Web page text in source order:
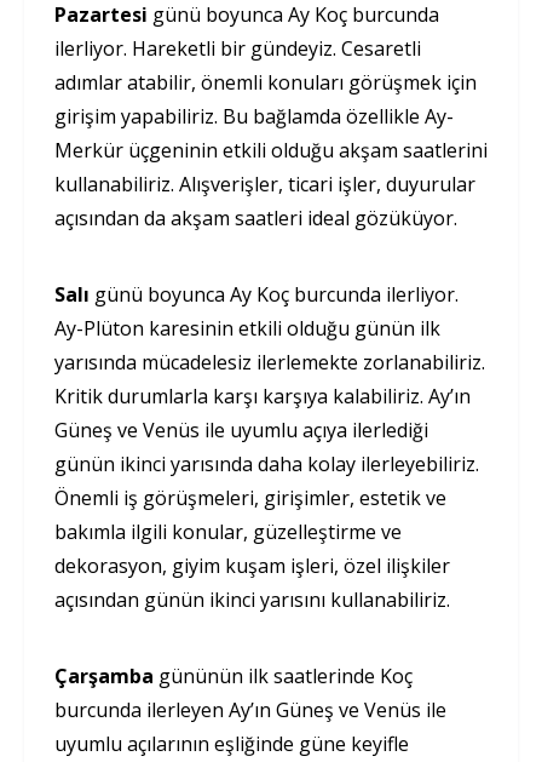
Pazartesi günü boyunca Ay Koç burcunda
ilerliyor. Hareketli bir gündeyiz. Cesaretli
adımlar atabilir, önemli konuları görüşmek için
girişim yapabiliriz. Bu bağlamda özellikle Ay-
Merkür üçgeninin etkili olduğu akşam saatlerini
kullanabiliriz. Alışverişler, ticari işler, duyurular
açısından da akşam saatleri ideal gözüküyor.
Salı günü boyunca Ay Koç burcunda ilerliyor.
Ay-Plüton karesinin etkili olduğu günün ilk
yarısında mücadelesiz ilerlemekte zorlanabiliriz.
Kritik durumlarla karşı karşıya kalabiliriz. Ay’ın
Güneş ve Venüs ile uyumlu açıya ilerlediği
günün ikinci yarısında daha kolay ilerleyebiliriz.
Önemli iş görüşmeleri, girişimler, estetik ve
bakımla ilgili konular, güzelleştirme ve
dekorasyon, giyim kuşam işleri, özel ilişkiler
açısından günün ikinci yarısını kullanabiliriz.
Çarşamba gününün ilk saatlerinde Koç
burcunda ilerleyen Ay’ın Güneş ve Venüs ile
uyumlu açılarının eşliğinde güne keyifle